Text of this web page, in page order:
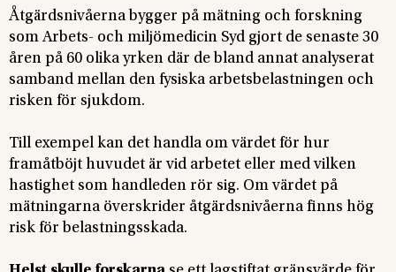
Åtgärdsnivåerna bygger på mätning och forskning
som Arbets- och miljömedicin Syd gjort de senaste 30
åren på 60 olika yrken där de bland annat analyserat
samband mellan den fysiska arbetsbelastningen och
risken för sjukdom.
Till exempel kan det handla om värdet för hur
framåtböjt huvudet är vid arbetet eller med vilken
hastighet som handleden rör sig. Om värdet på
mätningarna överskrider åtgärdsnivåerna finns hög
risk för belastningsskada.